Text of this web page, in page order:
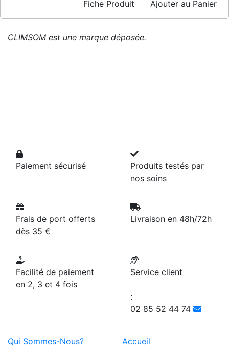
Fiche Produit Ajouter au Panier
CLIMSOM est une marque déposée.
Paiement sécurisé
Produits testés par
nos soins
Frais de port offerts
dès 35 €
Livraison en 48h/72h
Facilité de paiement
en 2, 3 et 4 fois
Service client
:
02 85 52 44 74
Qui Sommes-Nous?
Accueil